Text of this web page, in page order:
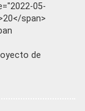
05-
span>
de